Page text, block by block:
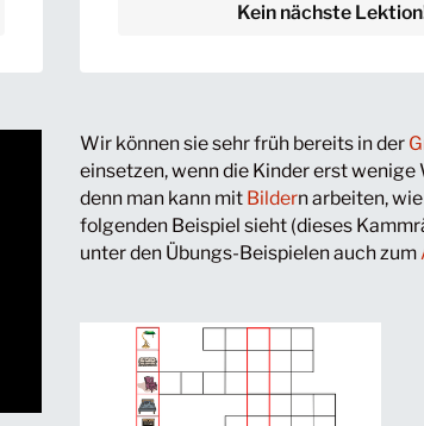
Kein nächste
Wir können sie sehr früh bereits in der
einsetzen, wenn die Kinder erst wenige
denn man kann mit Bildern arbeiten,
folgenden Beispiel sieht (dieses
unter den Übungs-Beispielen auch zum